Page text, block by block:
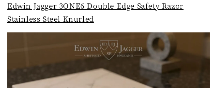
Edwin Jagger 3ONE6 Double Edge Safety Razor
Stainless Steel Knurled